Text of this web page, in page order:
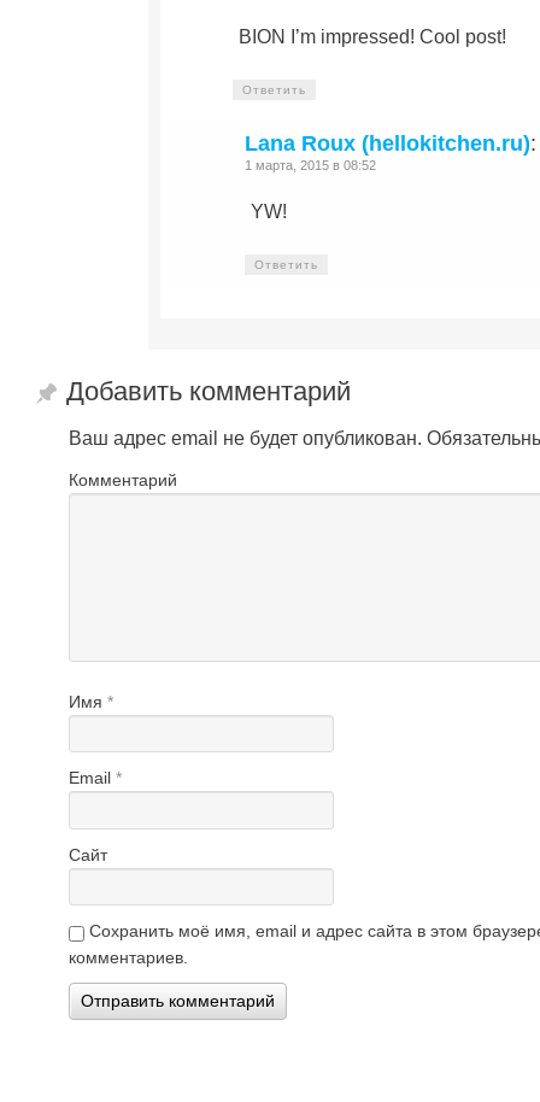
BION I’m impressed! Cool post!
Ответить
Lana Roux (hellokitchen.ru):
1 марта, 2015 в 08:52
YW!
Ответить
Добавить комментарий
Ваш адрес email не будет опубликован.
Комментарий
Имя *
Email *
Сайт
Сохранить моё имя, email и адрес сайта в этом
комментариев.